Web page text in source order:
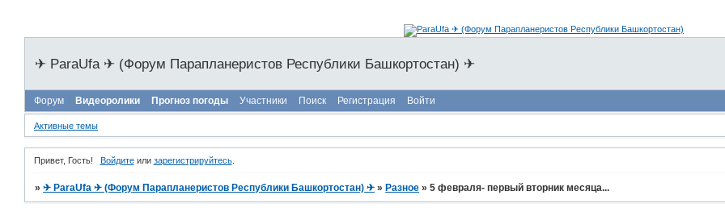
✈ ParaUfa ✈ (Форум Парапланеристов Республики Башкортостан) ✈
Форум Видеоролики Прогноз погоды Участники Поиск Регистрация Войти
Активные темы
Привет, Гость! Войдитеили зарегистрируйтесь.
»✈ ParaUfa ✈ (Форум Парапланеристов Республики Башкортостан) ✈ » Разное »5 февраля- первый вторник месяца...